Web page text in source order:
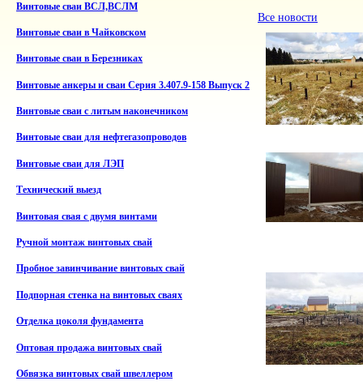
Винтовые сваи ВСЛ,ВСЛМ
Винтовые сваи в Чайковском
Винтовые сваи в Березниках
Винтовые анкеры и сваи Серия 3.407.9-158 Выпуск 2
Винтовые сваи с литым наконечником
Винтовые сваи для нефтегазопроводов
Винтовые сваи для ЛЭП
Технический выезд
Винтовая свая с двумя винтами
Ручной монтаж винтовых свай
Пробное завинчивание винтовых свай
Подпорная стенка на винтовых сваях
Отделка цоколя фундамента
Оптовая продажа винтовых свай
Обвязка винтовых свай швеллером
Все новости